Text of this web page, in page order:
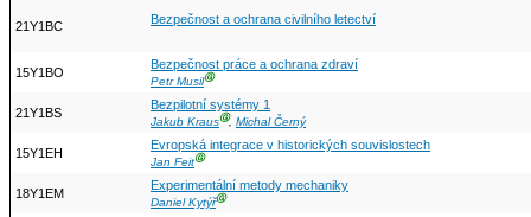
21Y1BC Bezpečnost a ochrana civilního letectví
15Y1BO
Bezpečnost práce a ochrana zdraví
Petr MusilⒼ
21Y1BS
Bezpilotní systémy 1
Jakub KrausⒼ, Michal Černý
15Y1EH
Evropská integrace v historických souvislostech
Jan FeitⒼ
18Y1EM
Experimentální metody mechaniky
Daniel KytýřⒼ